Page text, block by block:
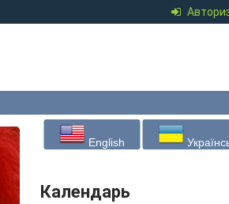
English
Календарь